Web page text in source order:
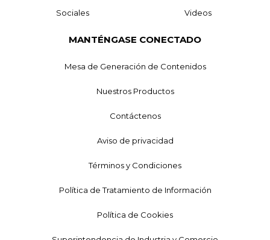
Sociales Videos
MANTÉNGASE CONECTADO
Mesa de Generación de Contenidos
Nuestros Productos
Contáctenos
Aviso de privacidad
Términos y Condiciones
Política de Tratamiento de Información
Política de Cookies